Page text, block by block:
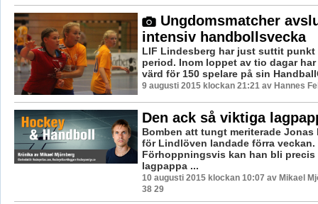
Ungdomsmatcher
intensiv handbollsvecka
LIF Lindesberg har just suttit
period. Inom loppet av tio dagar
värd för 150 spelare på sin
9 augusti 2015 klockan 21:21 av Hannes
Den ack så viktiga
Bomben att tungt meriterade Jonas
för Lindlöven landade förra veckan.
Förhoppningsvis kan han bli precis
lagpappa ...
10 augusti 2015 klockan 10:07 av Mikael
38 29